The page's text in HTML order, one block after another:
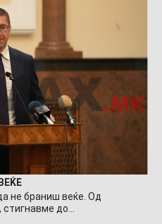
не браниш веќе. Од
стигнавме до…